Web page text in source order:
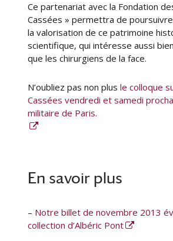
Ce partenariat avec la Fondation
Cassées » permettra de
la valorisation de ce patrimoine
scientifique, qui intéresse aussi
que les chirurgiens de la face.
N’oubliez pas non plusle colloque
Cassées vendredi et samedi
militaire de Paris.
En savoir plus
– Notre billet de novembre 2013
collection d’Albéric Pont